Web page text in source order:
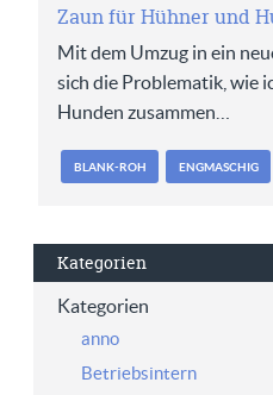
Zaun für Hühner und
Mit dem Umzug in ein
sich die Problematik, wie
Hunden zusammen…
BLANK-ROH ENGMASCHIG
Kategorien
Kategorien
anno
Betriebsintern